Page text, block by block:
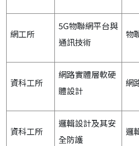
網工所
5G物聯網平台與
通訊技術
物
資科工所
網路實體層軟硬
體設計
網
資科工所
邏輯設計及其安
全防護
邏